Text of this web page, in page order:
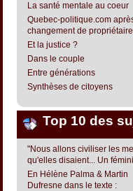
La santé mentale au coeur
Quebec-politique.com
changement de
Et la justice ?
Dans le couple
Entre générations
Synthèses de citoyens
Top 10 des
"Nous allons civiliser les
qu'elles disaient... Un
En Hélène Palma & Martin
Dufresne dans le texte :